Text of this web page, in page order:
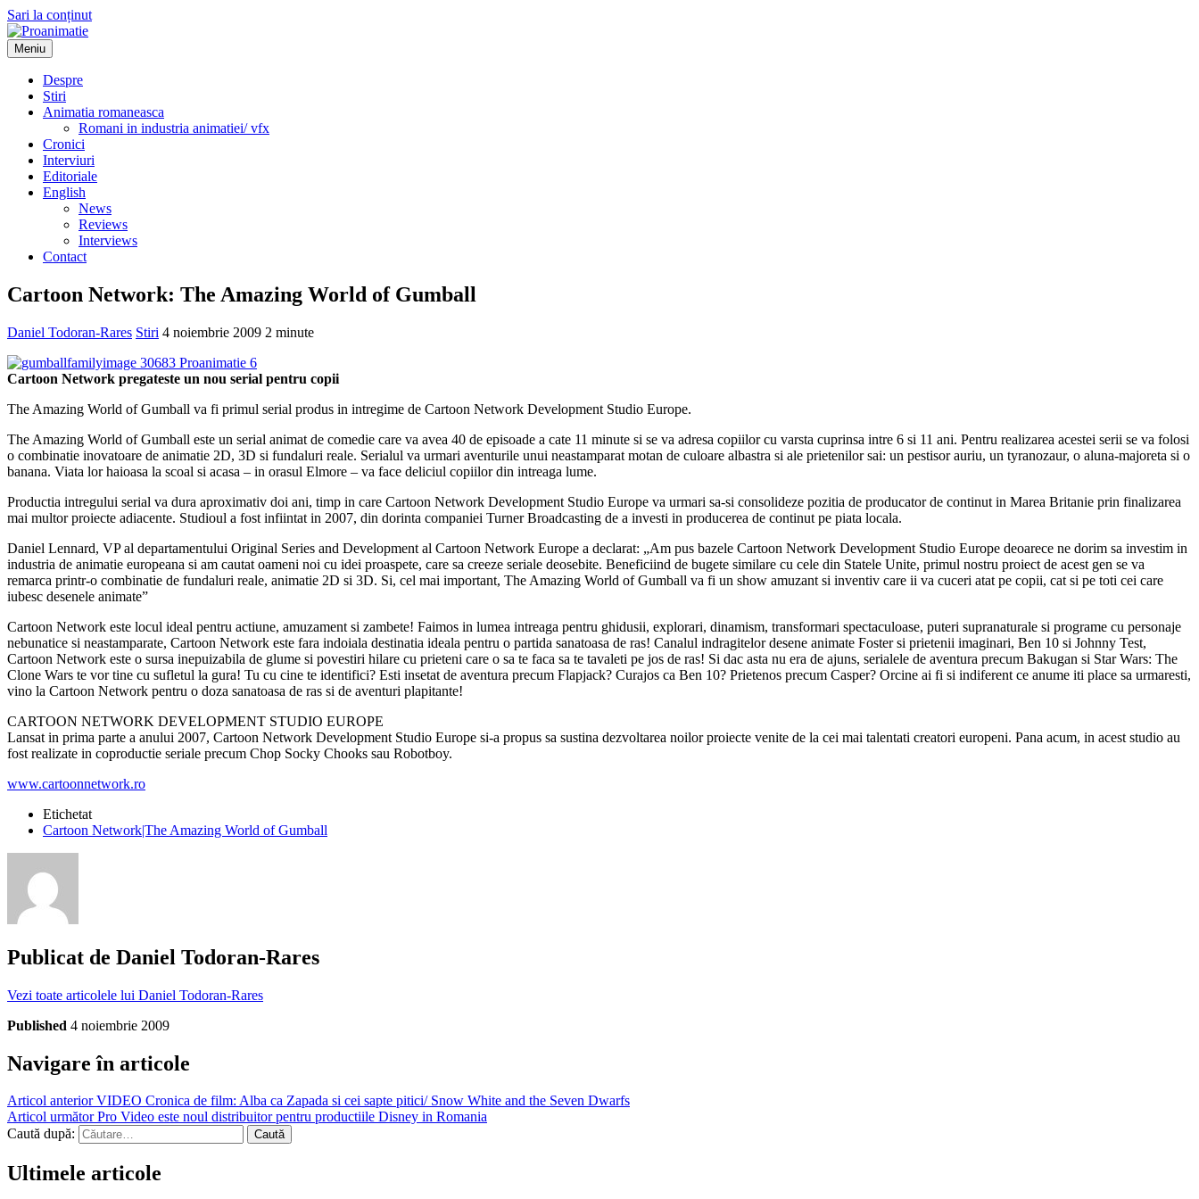
Sari la conținut
Proanimatie
Stiri despre filme de animatie
Meniu
Despre
Stiri
Animatia romaneasca
Romani in industria animatiei/ vfx
Cronici
Interviuri
Editoriale
English
News
Reviews
Interviews
Contact
Cartoon Network: The Amazing World of Gumball
Daniel Todoran-Rares Stiri 4 noiembrie 2009 2 minute
Cartoon Network pregateste un nou serial pentru copii
The Amazing World of Gumball va fi primul serial produs in intregime de Cartoon Network Development Studio Europe.
The Amazing World of Gumball este un serial animat de comedie care va avea 40 de episoade a cate 11 minute si se va adresa copiilor cu varsta cuprinsa intre 6 si 11 ani. Pentru realizarea acestei serii se va folosi
o combinatie inovatoare de animatie 2D, 3D si fundaluri reale. Serialul va urmari aventurile unui neastamparat motan de culoare albastra si ale prietenilor sai: un pestisor auriu, un tyranozaur, o aluna-majoreta si o
banana. Viata lor haioasa la scoal si acasa – in orasul Elmore – va face deliciul copiilor din intreaga lume.
Productia intregului serial va dura aproximativ doi ani, timp in care Cartoon Network Development Studio Europe va urmari sa-si consolideze pozitia de producator de continut in Marea Britanie prin finalizarea
mai multor proiecte adiacente. Studioul a fost infiintat in 2007, din dorinta companiei Turner Broadcasting de a investi in producerea de continut pe piata locala.
Daniel Lennard, VP al departamentului Original Series and Development al Cartoon Network Europe a declarat: „Am pus bazele Cartoon Network Development Studio Europe deoarece ne dorim sa investim in
industria de animatie europeana si am cautat oameni noi cu idei proaspete, care sa creeze seriale deosebite. Beneficiind de bugete similare cu cele din Statele Unite, primul nostru proiect de acest gen se va
remarca printr-o combinatie de fundaluri reale, animatie 2D si 3D. Si, cel mai important, The Amazing World of Gumball va fi un show amuzant si inventiv care ii va cuceri atat pe copii, cat si pe toti cei care
iubesc desenele animate”
Cartoon Network este locul ideal pentru actiune, amuzament si zambete! Faimos in lumea intreaga pentru ghidusii, explorari, dinamism, transformari spectaculoase, puteri supranaturale si programe cu personaje
nebunatice si neastamparate, Cartoon Network este fara indoiala destinatia ideala pentru o partida sanatoasa de ras! Canalul indragitelor desene animate Foster si prietenii imaginari, Ben 10 si Johnny Test,
Cartoon Network este o sursa inepuizabila de glume si povestiri hilare cu prieteni care o sa te faca sa te tavaleti pe jos de ras! Si dac asta nu era de ajuns, serialele de aventura precum Bakugan si Star Wars: The
Clone Wars te vor tine cu sufletul la gura! Tu cu cine te identifici? Esti insetat de aventura precum Flapjack? Curajos ca Ben 10? Prietenos precum Casper? Orcine ai fi si indiferent ce anume iti place sa urmaresti,
vino la Cartoon Network pentru o doza sanatoasa de ras si de aventuri plapitante!
CARTOON NETWORK DEVELOPMENT STUDIO EUROPE
Lansat in prima parte a anului 2007, Cartoon Network Development Studio Europe si-a propus sa sustina dezvoltarea noilor proiecte venite de la cei mai talentati creatori europeni. Pana acum, in acest studio au
fost realizate in coproductie seriale precum Chop Socky Chooks sau Robotboy.
www.cartoonnetwork.ro
Etichetat
Cartoon Network|The Amazing World of Gumball
Publicat de Daniel Todoran-Rares
Vezi toate articolele lui Daniel Todoran-Rares
Published 4 noiembrie 2009
Navigare în articole
Articol anteriorVIDEO Cronica de film: Alba ca Zapada si cei sapte pitici/ Snow White and the Seven Dwarfs
Articol următorPro Video este noul distribuitor pentru productiile Disney in Romania
Caută după:
Ultimele articole